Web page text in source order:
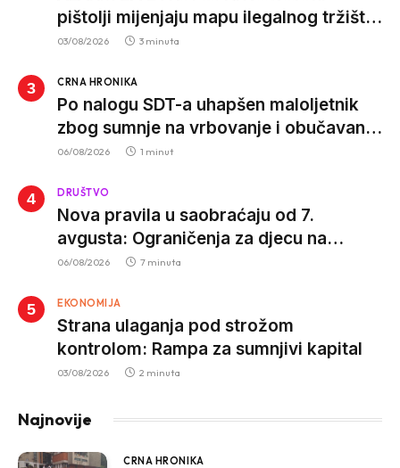
pištolji mijenjaju mapu ilegalnog tržišta,
istrage ukazuju na proizvodnju van EU
03/08/2026 3 minuta
CRNA HRONIKA
Po nalogu SDT-a uhapšen maloljetnik
zbog sumnje na vrbovanje i obučavanje
za izvršenje terorističkih djela
06/08/2026 1 minut
DRUŠTVO
Nova pravila u saobraćaju od 7.
avgusta: Ograničenja za djecu na
trotinetima i mlade vozače, veće kazne
06/08/2026 7 minuta
EKONOMIJA
Strana ulaganja pod strožom
kontrolom: Rampa za sumnjivi kapital
03/08/2026 2 minuta
Najnovije
CRNA HRONIKA